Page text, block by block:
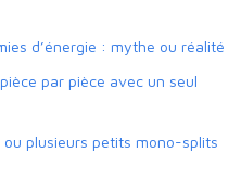
d’énergie : mythe ou réalité
par pièce avec un seul
plusieurs petits mono-splits